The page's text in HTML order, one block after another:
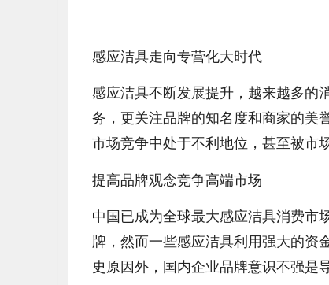
感应洁具走向专营化大时代
感应洁具不断发展提升，越来越多的
务，更关注品牌的知名度和商家的美
市场竞争中处于不利地位，甚至被市
提高品牌观念竞争高端市场
中国已成为全球最大感应洁具消费市
牌，然而一些感应洁具利用强大的资
史原因外，国内企业品牌意识不强是